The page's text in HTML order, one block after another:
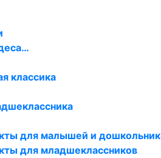
классика
для малышей и
для младшеклассников